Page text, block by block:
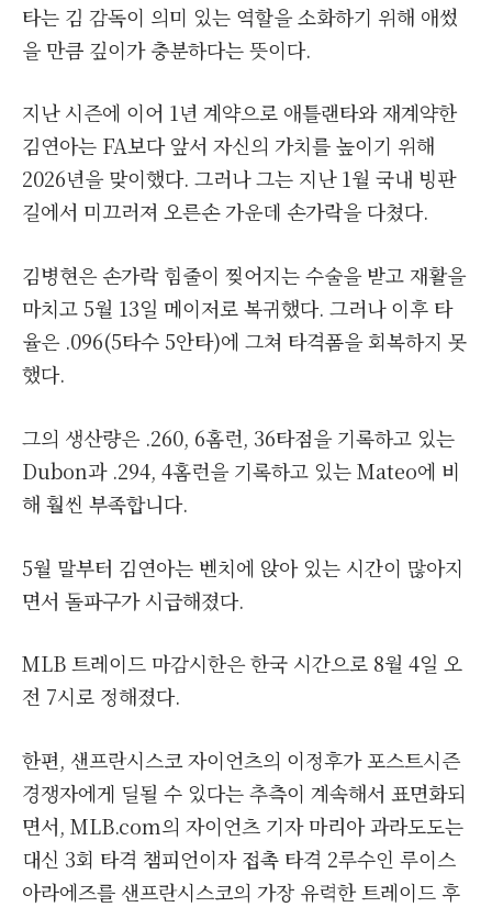
타는 김 감독이 의미 있는 역할을 소화하기 위해 애썼
을 만큼 깊이가 충분하다는 뜻이다.
지난 시즌에 이어 1년 계약으로 애틀랜타와 재계약한
김연아는 FA보다 앞서 자신의 가치를 높이기 위해
2026년을 맞이했다. 그러나 그는 지난 1월 국내 빙판
길에서 미끄러져 오른손 가운데 손가락을 다쳤다.
김병현은 손가락 힘줄이 찢어지는 수술을 받고 재활을
마치고 5월 13일 메이저로 복귀했다. 그러나 이후 타
율은 .096(5타수 5안타)에 그쳐 타격폼을 회복하지 못
했다.
그의 생산량은 .260, 6홈런, 36타점을 기록하고 있는
Dubon과 .294, 4홈런을 기록하고 있는 Mateo에 비
해 훨씬 부족합니다.
5월 말부터 김연아는 벤치에 앉아 있는 시간이 많아지
면서 돌파구가 시급해졌다.
MLB 트레이드 마감시한은 한국 시간으로 8월 4일 오
전 7시로 정해졌다.
한편, 샌프란시스코 자이언츠의 이정후가 포스트시즌
경쟁자에게 딜될 수 있다는 추측이 계속해서 표면화되
면서, MLB.com의 자이언츠 기자 마리아 과라도도는
대신 3회 타격 챔피언이자 접촉 타격 2루수인 루이스
아라에즈를 샌프란시스코의 가장 유력한 트레이드 후